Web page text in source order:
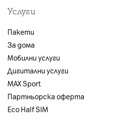
Услуги
Пакети
За дома
Мобилни услуги
Дигитални услуги
MAX Sport
Партньорска оферта
Eco Half SIM